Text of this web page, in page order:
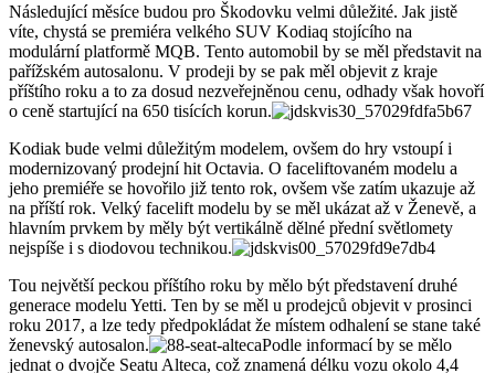
Následující měsíce budou pro Škodovku velmi důležité. Jak jistě
víte, chystá se premiéra velkého SUV Kodiaq stojícího na
modulární platformě MQB. Tento automobil by se měl představit na
pařížském autosalonu. V prodeji by se pak měl objevit z kraje
příštího roku a to za dosud nezveřejněnou cenu, odhady však hovoří
o ceně startující na 650 tisících korun.
Kodiak bude velmi důležitým modelem, ovšem do hry vstoupí i
modernizovaný prodejní hit Octavia. O faceliftovaném modelu a
jeho premiéře se hovořilo již tento rok, ovšem vše zatím ukazuje až
na příští rok. Velký facelift modelu by se měl ukázat až v Ženevě, a
hlavním prvkem by měly být vertikálně dělné přední světlomety
nejspíše i s diodovou technikou.
Tou největší peckou příštího roku by mělo být představení druhé
generace modelu Yetti. Ten by se měl u prodejců objevit v prosinci
roku 2017, a lze tedy předpokládat že místem odhalení se stane také
ženevský autosalon.
Podle informací by se mělo
jednat o dvojče Seatu Alteca, což znamená délku vozu okolo 4,4